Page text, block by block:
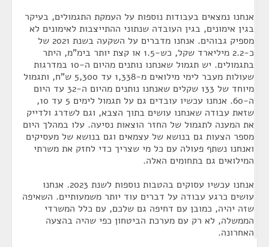
אנחנו נמצאים בעבודות נוספות על העמקת התגמולים, בעיקר
בגין אימונים, בגין העובדה שנתוני ההתייצבות לאימונים לא
מספיק גבוהים. אנחנו מדברים על השקעה בשנת 2021 של
כ-2.2 מיליארד שקל, כש-1.5 או קצת יותר בימ"מ, היתר
בתגמולים. יש תגמול שאנחנו נותנים מהיום ה-10 במדרגות
שעולות מעבר לימי מילואים מ-1,338 עד 5,300 ש"ח, ותגמול
מיוחד של 133 שקלים שאנחנו נותנים מהיום ה-32 עד היום
ה-60. אנחנו עכשיו עובדים גם על תגמול לימים 5 עד 10,
שזאת עבודה שאנחנו עושים בתוך הצבא, וגם לשדרג ולדייק
את המענה לתגמול של החזר הוצאות נסיעה. עלו במהלך היום
מספר הצעות גם בנושא של עצמאים וגם בנושא של מעסיקים
ואנחנו נשתף פעולה עם כל מי שצריך כדי לחזק את משרתי
המילואים גם בתחומים האלה.
אנחנו עכשיו עסוקים בהטבות נוספות לשנת 2023. אנחנו
עושים כרגע עבודה על דברים עוד יותר משמעותיים. השאיפה
שזה יהיה, כמובן עם דחיפה גם שלכם, עם כלל המשרדי
הממשלה, לא רק עם מערכת הביטחון כפי שהיה בהצעה
האחרונה.